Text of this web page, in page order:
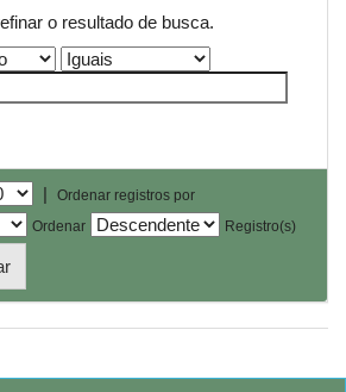
o resultado de busca.
|
Ordenar registros por
Ordenar
Registro(s)